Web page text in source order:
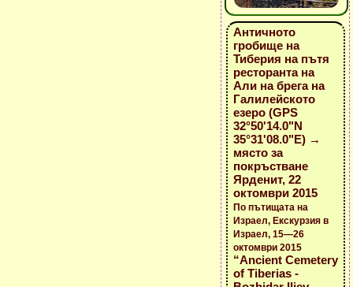
Античното
гробище на
Тиберия на пътя
ресторанта на
Али на брега на
Галилейското
езеро (GPS
32°50'14.0"N
35°31'08.0"E) →
място за
покръстване
Ярденит, 22
октомври 2015
По пътищата на
Израел, Екскурзия в
Израел, 15—26
октомври 2015
“Ancient Cemetery
of Tiberias -